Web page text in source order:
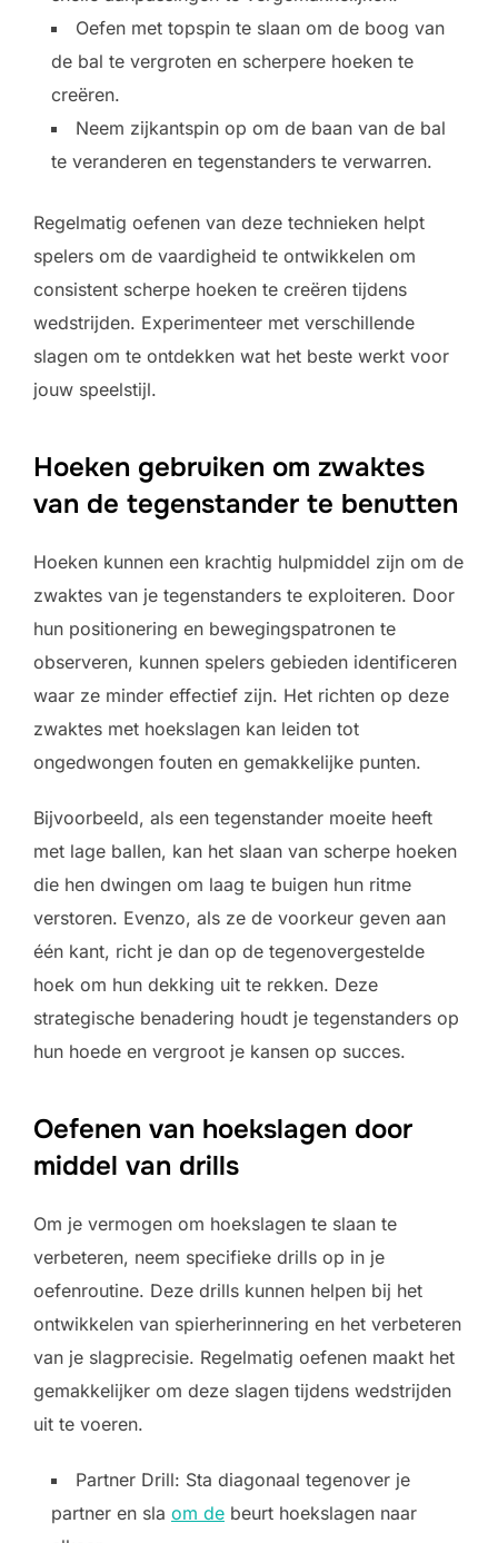
Oefen met topspin te slaan om de boog van
de bal te vergroten en scherpere hoeken te
creëren.
Neem zijkantspin op om de baan van de bal
te veranderen en tegenstanders te verwarren.
Regelmatig oefenen van deze technieken helpt
spelers om de vaardigheid te ontwikkelen om
consistent scherpe hoeken te creëren tijdens
wedstrijden. Experimenteer met verschillende
slagen om te ontdekken wat het beste werkt voor
jouw speelstijl.
Hoeken gebruiken om zwaktes
van de tegenstander te benutten
Hoeken kunnen een krachtig hulpmiddel zijn om de
zwaktes van je tegenstanders te exploiteren. Door
hun positionering en bewegingspatronen te
observeren, kunnen spelers gebieden identificeren
waar ze minder effectief zijn. Het richten op deze
zwaktes met hoekslagen kan leiden tot
ongedwongen fouten en gemakkelijke punten.
Bijvoorbeeld, als een tegenstander moeite heeft
met lage ballen, kan het slaan van scherpe hoeken
die hen dwingen om laag te buigen hun ritme
verstoren. Evenzo, als ze de voorkeur geven aan
één kant, richt je dan op de tegenovergestelde
hoek om hun dekking uit te rekken. Deze
strategische benadering houdt je tegenstanders op
hun hoede en vergroot je kansen op succes.
Oefenen van hoekslagen door
middel van drills
Om je vermogen om hoekslagen te slaan te
verbeteren, neem specifieke drills op in je
oefenroutine. Deze drills kunnen helpen bij het
ontwikkelen van spierherinnering en het verbeteren
van je slagprecisie. Regelmatig oefenen maakt het
gemakkelijker om deze slagen tijdens wedstrijden
uit te voeren.
Partner Drill: Sta diagonaal tegenover je
partner en sla om de beurt hoekslagen naar